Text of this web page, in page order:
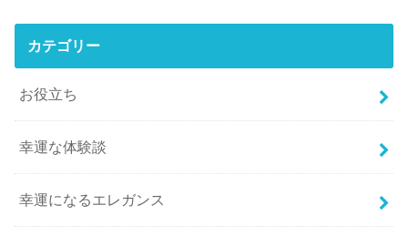
カテゴリー
お役立ち
幸運な体験談
幸運になるエレガンス